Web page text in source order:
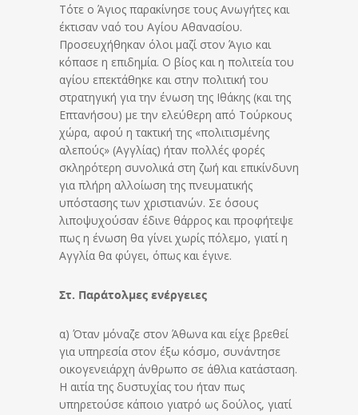
Τότε ο Άγιος παρακίνησε τους Ανωγήτες και
έκτισαν ναό του Αγίου Αθανασίου.
Προσευχήθηκαν όλοι μαζί στον Άγιο και
κόπασε η επιδημία. Ο βίος και η πολιτεία του
αγίου επεκτάθηκε και στην πολιτική του
στρατηγική για την ένωση της Ιθάκης (και της
Επτανήσου) με την ελεύθερη από Τούρκους
χώρα, αφού η τακτική της «πολιτισμένης
αλεπούς» (Αγγλίας) ήταν πολλές φορές
σκληρότερη συνολικά στη ζωή και επικίνδυνη
για πλήρη αλλοίωση της πνευματικής
υπόστασης των χριστιανών. Σε όσους
λιποψυχούσαν έδινε θάρρος και προφήτεψε
πως η ένωση θα γίνει χωρίς πόλεμο, γιατί η
Αγγλία θα φύγει, όπως και έγινε.
Στ. Παράτολμες ενέργειες
α) Όταν μόναζε στον Άθωνα και είχε βρεθεί
για υπηρεσία στον έξω κόσμο, συνάντησε
οικογενειάρχη άνθρωπο σε άθλια κατάσταση.
Η αιτία της δυστυχίας του ήταν πως
υπηρετούσε κάποιο γιατρό ως δούλος, γιατί